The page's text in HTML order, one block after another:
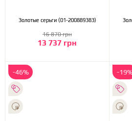
Золотые серьги (01-200889383)
13 737 грн
16 870 грн
-46% -